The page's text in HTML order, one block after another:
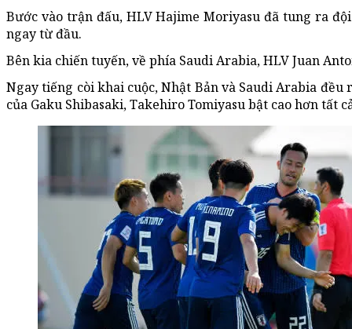
Bước vào trận đấu, HLV Hajime Moriyasu đã tung ra
ngay từ đầu.
Bên kia chiến tuyến, về phía Saudi Arabia, HLV Juan
Ngay tiếng còi khai cuộc, Nhật Bản và Saudi Arabia
của Gaku Shibasaki, Takehiro Tomiyasu bật cao hơn tất